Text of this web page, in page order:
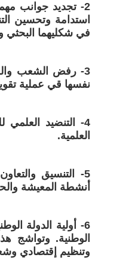
2- تجديد جوانب
استدامة وتحسين
في شكليهما البحثي
3- رفض الشعب
نفسها قي عملية
4- التنضيد العلمي
العلمية.
5- التنسيق
أنشطة المعيشة
6- أولية الدولة
الوطنية. وتواشج
وتنظيم إقتصادي